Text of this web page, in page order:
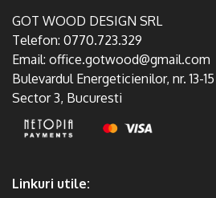
GOT WOOD DESIGN SRL
Telefon: 0770.723.329
Email: office.gotwood@gmail.com
Bulevardul Energeticienilor, nr. 13-15
Sector 3, Bucuresti
Linkuri utile: